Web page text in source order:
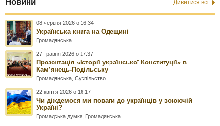
Новини Дивитися всі
08 червня 2026 о 16:34
Українська книга на Одещині
Громадянська
27 травня 2026 о 17:37
Презентація «Історії української Конституції» в
Камʼянець-Подільську
Громадянська ,Суспільство
22 квітня 2026 о 16:17
Чи діждемося ми поваги до українців у воюючій
Україні?
Громадська думка Громадянська